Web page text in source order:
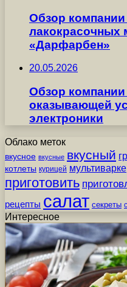
Обзор компании
лакокрасочных
«Дарфарбен»
20.05.2026
Обзор
оказывающей
электроники
Облако меток
вкусное вкусные вкусный
котлеты курицей мультиварке
приготовить
рецепты салат секреты
Интересное